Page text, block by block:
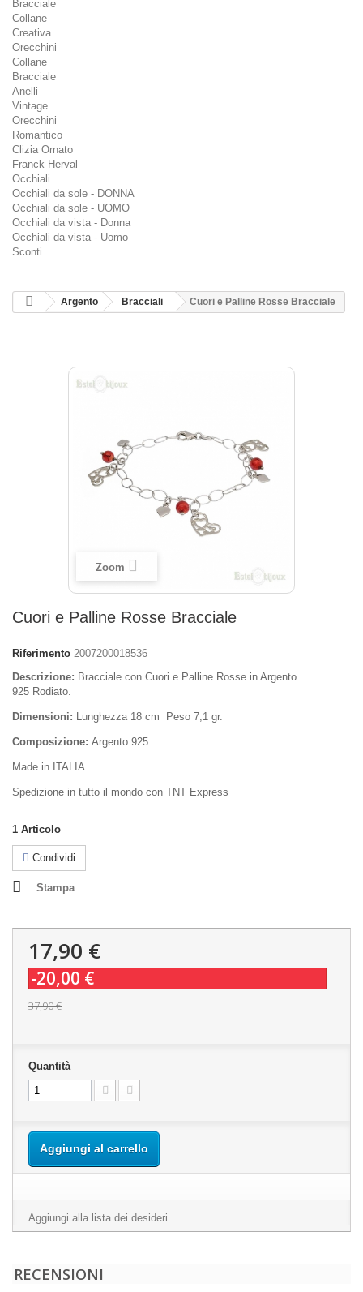
Bracciale
Collane
Creativa
Orecchini
Collane
Bracciale
Anelli
Vintage
Orecchini
Romantico
Clizia Ornato
Franck Herval
Occhiali
Occhiali da sole - DONNA
Occhiali da sole - UOMO
Occhiali da vista - Donna
Occhiali da vista - Uomo
Sconti
Argento Bracciali Cuori e Palline Rosse Bracciale
Zoom
Cuori e Palline Rosse Bracciale
Riferimento 2007200018536
Descrizione: Bracciale con Cuori e Palline Rosse in Argento
925 Rodiato.
Dimensioni: Lunghezza 18 cm Peso 7,1 gr.
Composizione: Argento 925.
Made in ITALIA
Spedizione in tutto il mondo con TNT Express
1 Articolo
Condividi
Stampa
17,90 €
-20,00 €
37,90 €
Quantità
Aggiungi al carrello
Aggiungi alla lista dei desideri
RECENSIONI